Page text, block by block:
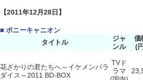
【2011年12月28日】
■ ポニーキャニオン
タイトル
ジャ
ンル
価
(
花ざかりの君たちへ～イケメンパラ
ダイス～2011 BD-BOX
TVド
ラマ